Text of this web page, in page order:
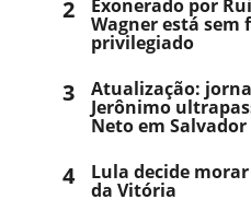
2 Exonerado por
Wagner está sem
privilegiado
3 Atualização:
Jerônimo
Neto em Salvador
4 Lula decide
da Vitória